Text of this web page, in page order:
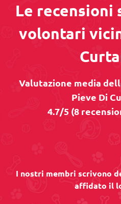
Le recensioni
volontari
Valutazione media
Pieve Di
4.7/5 (8
I nostri membri scrivono
affidato il